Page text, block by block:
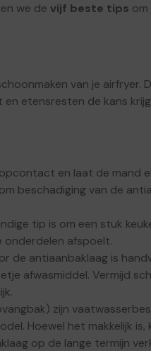
we de vijf beste tips om
van je airfryer.
etensresten de kans
en laat de mand
beschadiging van de
tip is om een stuk
afspoelt.
de antiaanbaklaag is
afwasmiddel. Vermijd
zijn
Hoewel het makkelijk is,
op de lange termijn